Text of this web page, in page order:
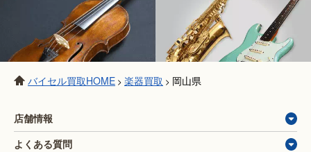
バイセル買取HOME > 楽器買取 > 岡山県
店舗情報
よくある質問